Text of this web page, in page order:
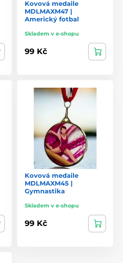
Kovová medaile
MDLMAXM47 |
Americký fotbal
Skladem v e-shopu
99 Kč
Kovová medaile
MDLMAXM45 |
Gymnastika
Skladem v e-shopu
99 Kč